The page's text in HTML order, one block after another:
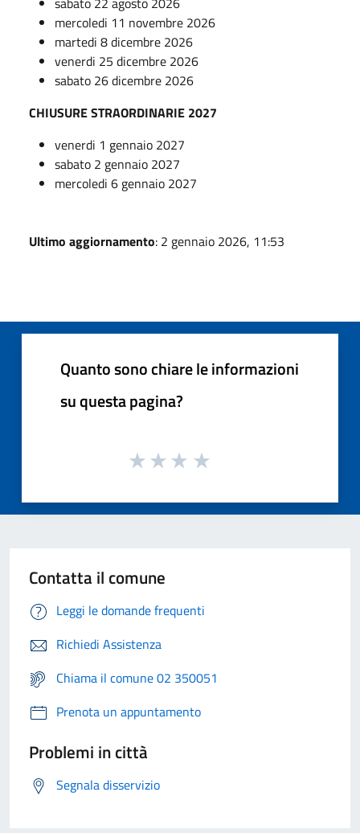
mercoledi 11 novembre 2026
martedi 8 dicembre 2026
venerdi 25 dicembre 2026
sabato 26 dicembre 2026
CHIUSURE STRAORDINARIE 2027
venerdi 1 gennaio 2027
sabato 2 gennaio 2027
mercoledi 6 gennaio 2027
Ultimo aggiornamento: 2 gennaio 2026, 11:53
Quanto sono chiare le informazioni
su questa pagina?
Contatta il comune
Leggi le domande frequenti
Richiedi Assistenza
Chiama il comune 02 350051
Prenota un appuntamento
Problemi in città
Segnala disservizio